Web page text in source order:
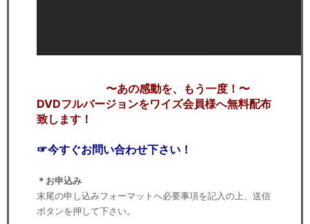
〜あの感動を、もう一度！〜
DVDフルバージョンをワイズ会員様へ無料配布
致します！
☞今すぐお問い合わせ下さい！
＊お申込み
末尾の申し込みフォーマットへ必要事項を記入の上、送信
ボタンを押して下さい。